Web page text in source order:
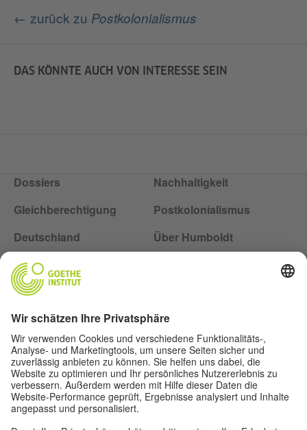
← zurück zu Postkolonialismus
DAS KÖNNTE AUCH VON INTERESSE SEIN
Dossiers
Nachhaltigkeit
Gleichberechtigung
Postkolonialismus
Deutschland
Über Humboldt
Impressum
Datenschutz
Nutzungsbedingungen
Privatsphäre-Einstellungen
Folge dem Magazin Humboldt auf Social Media